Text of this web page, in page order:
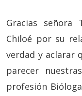
Gracias señora
Chiloé por su
verdad y aclarar
parecer
profesión